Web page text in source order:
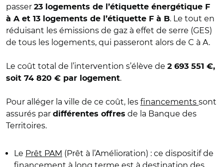
passer 23 logements de l’étiquette énergétique F
à A et 13 logements de l’étiquette F à B. Le tout en
réduisant les émissions de gaz à effet de serre (GES)
de tous les logements, qui passeront alors de C à A.
Le coût total de l’intervention s’élève de 2 693 551 €,
soit 74 820 € par logement.
Pour alléger la ville de ce coût, les financements sont
assurés par différentes offres de la Banque des
Territoires.
Le Prêt PAM (Prêt à l’Amélioration) : ce dispositif de
financement à long terme est à destination des